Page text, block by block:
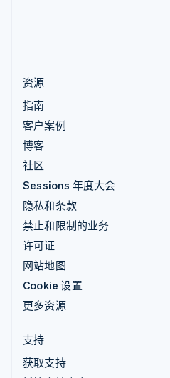
资源
指南
客户案例
博客
社区
Sessions 年度大会
隐私和条款
禁止和限制的业务
许可证
网站地图
Cookie 设置
更多资源
支持
获取支持